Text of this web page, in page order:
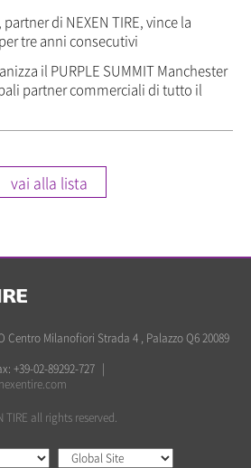
di NEXEN TIRE, vince la
tre anni consecutivi
il PURPLE SUMMIT Manchester
partner commerciali di tutto il
vai alla lista
Centro Milanofiori Strada 4 , Palazzo Q6 20089
+39-02-89292-727
all rights reserved.